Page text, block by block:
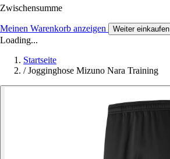
Zwischensumme
Meinen Warenkorb anzeigen Weiter einkaufen
Loading...
Startseite
/ Jogginghose Mizuno Nara Training